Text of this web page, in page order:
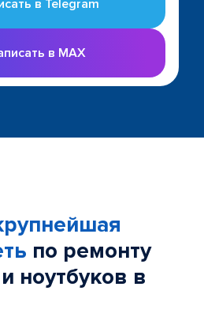
в Telegram
в MAX
по ремонту
ноутбуков в